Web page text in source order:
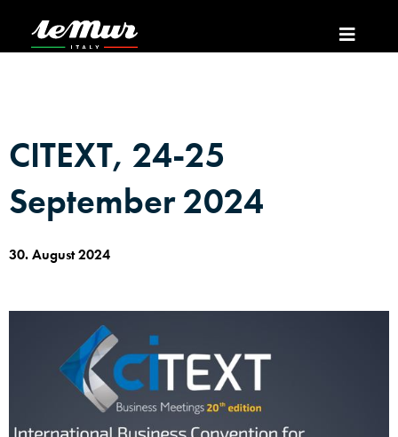
CITEXT, 24-25
September 2024
30. August 2024